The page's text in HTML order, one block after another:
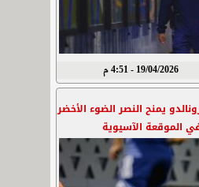
19/04/2026 - 4:51 م
يمنح النصر الضوء الأخضر
الموقعة الآسيوية